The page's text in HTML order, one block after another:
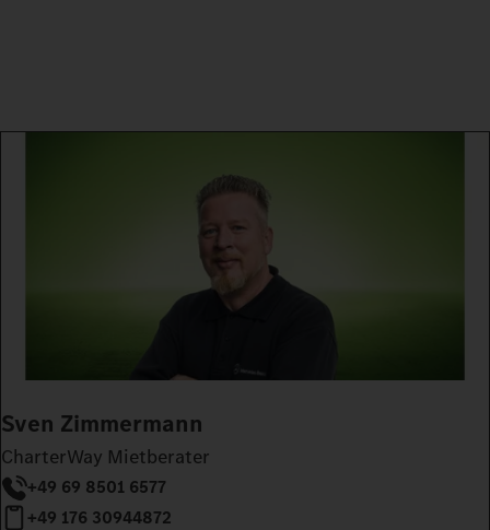
Sven Zimmermann
CharterWay Mietberater
+49 69 8501 6577
+49 176 30944872